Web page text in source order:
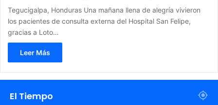
Tegucigalpa, Honduras Una mañana llena de alegría vivieron
los pacientes de consulta externa del Hospital San Felipe,
gracias a Loto…
Leer Más
El Tiempo